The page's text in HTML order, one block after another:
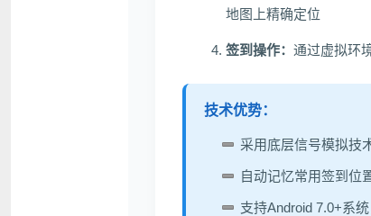
地图上精确定位
签到操作： 通过虚拟环
技术优势：
采用底层信号模拟技
自动记忆常用签到位
支持Android 7.0+系